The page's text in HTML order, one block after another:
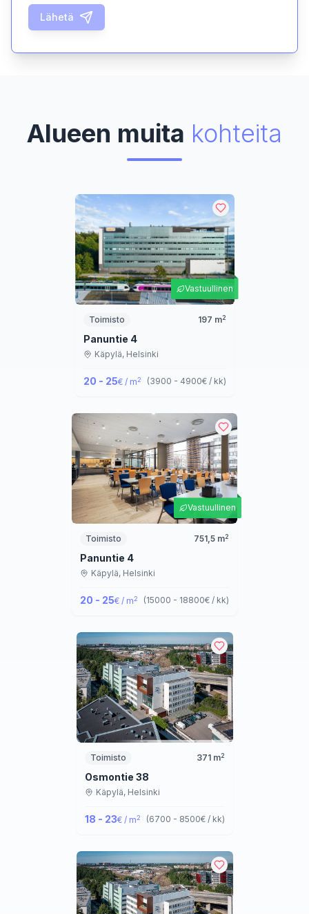
Lähetä
Alueen muita kohteita
Vastuullinen
Toimisto 197 m2
Panuntie 4
Käpylä, Helsinki
20 - 25€ / m2 (3900 - 4900€ / kk)
Vastuullinen
Toimisto 751,5 m2
Panuntie 4
Käpylä, Helsinki
20 - 25€ / m2 (15000 - 18800€ / kk)
Toimisto 371m2
Osmontie 38
Käpylä, Helsinki
18 - 23€ / m2 (6700 - 8500€ / kk)